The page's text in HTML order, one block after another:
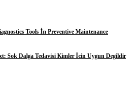
Tools İn Preventive Maintenance
Sok Dalga Tedavisi Kimler İcin Uygun Degildir